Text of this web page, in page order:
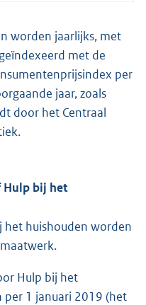
worden jaarlijks, met
met de
per
jaar, zoals
door het Centraal
Hulp bij het
het huishouden worden
Hulp bij het
per 1 januari 2019 (het